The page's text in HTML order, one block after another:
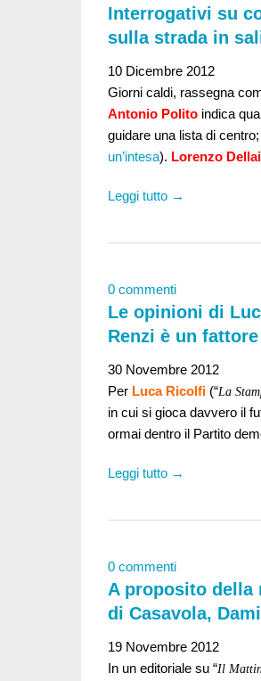
Interrogativi su
sulla strada in
10 Dicembre 2012
Giorni caldi, rassegna
Antonio Polito indica
guidare una lista di
un’intesa). Lorenzo Dellai
Leggi tutto →
0 commenti
Le opinioni di
Renzi è un
30 Novembre 2012
Per Luca Ricolfi (“La
in cui si gioca davvero il
ormai dentro il Partito
Leggi tutto →
0 commenti
A proposito della
di Casavola,
19 Novembre 2012
In un editoriale su “Il